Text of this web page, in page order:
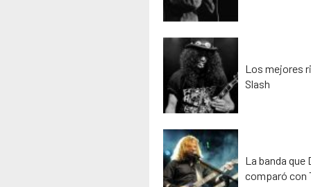
Los mejores
Slash
La banda que
comparó con